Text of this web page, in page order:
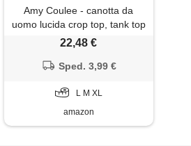
Amy Coulee - canotta da
uomo lucida crop top, tank top
metallico, maglietta aderente
discoteca, party, argento
22,48 €
Sped. 3,99 €
L M XL
amazon